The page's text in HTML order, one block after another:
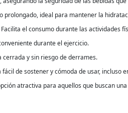
ideal para mantener la
el consumo durante las actividades
durante el ejercicio.
y sin riesgo de derrames.
de sostener y cómoda de usar, incluso
atractiva para aquellos que buscan